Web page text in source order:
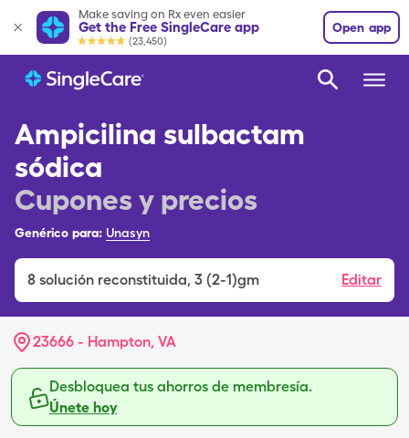
Make saving on Rx even easier
Get the Free SingleCare app
(23,450)
Open app
Ampicilina sulbactam
sódica
Cupones y precios
Genérico para: Unasyn
8 solución reconstituida, 3 (2-1)gm Editar
23666 - Hampton, VA
Desbloquea tus ahorros de membresía.
Únete hoy